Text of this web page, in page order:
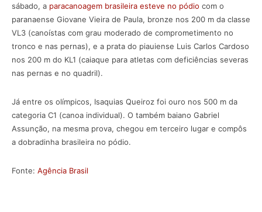
sábado, a paracanoagem brasileira esteve no pódio com o
paranaense Giovane Vieira de Paula, bronze nos 200 m da classe
VL3 (canoístas com grau moderado de comprometimento no
tronco e nas pernas), e a prata do piauiense Luis Carlos Cardoso
nos 200 m do KL1 (caiaque para atletas com deficiências severas
nas pernas e no quadril).
Já entre os olímpicos, Isaquias Queiroz foi ouro nos 500 m da
categoria C1 (canoa individual). O também baiano Gabriel
Assunção, na mesma prova, chegou em terceiro lugar e compôs
a dobradinha brasileira no pódio.
Fonte: Agência Brasil